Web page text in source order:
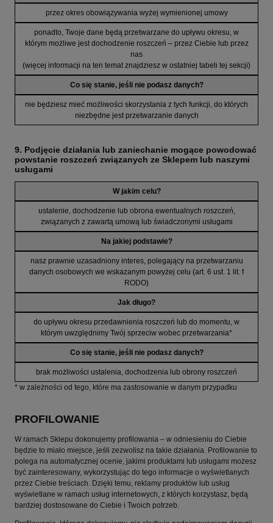
przez okres obowiązywania wyżej wymienionej umowy
ponadto, Twoje dane będą przetwarzane do upływu okresu, w
którym możliwe jest dochodzenie roszczeń – przez Ciebie lub przez
nas
(więcej informacji na ten temat znajdziesz w ostatniej tabeli tej sekcji)
Co się stanie, jeśli nie podasz danych?
nie będziesz mieć możliwości skorzystania z tych funkcji, do których
niezbędne jest przetwarzanie danych
9. Podjęcie działania lub zaniechanie mogące powodować
powstanie roszczeń związanych ze Sklepem lub naszymi
usługami
W jakim celu?
ustalenie, dochodzenie lub obrona ewentualnych roszczeń,
związanych z zawartą umową lub świadczonymi usługami
Na jakiej podstawie?
nasz prawnie uzasadniony interes, polegający na przetwarzaniu
danych osobowych we wskazanym powyżej celu (art. 6 ust. 1 lit. f
RODO)
Jak długo?
do upływu okresu przedawnienia roszczeń lub do momentu, w
którym uwzględnimy Twój sprzeciw wobec przetwarzania*
Co się stanie, jeśli nie podasz danych?
brak możliwości ustalenia, dochodzenia lub obrony roszczeń
* w zależności od tego, które ma zastosowanie w danym przypadku
PROFILOWANIE
W ramach Sklepu dokonujemy profilowania – w odniesieniu do Ciebie
będzie to miało miejsce, jeśli zezwolisz na takie działania. Profilowanie to
polega na automatycznej ocenie, jakimi produktami lub usługami możesz
być zainteresowany, wykorzystując do tego informacje o wyświetlanych
przez Ciebie treściach. Dzięki temu, reklamy produktów lub usług
wyświetlane w ramach usług internetowych, z których korzystasz, będą
bardziej dostosowane do Ciebie i Twoich potrzeb.